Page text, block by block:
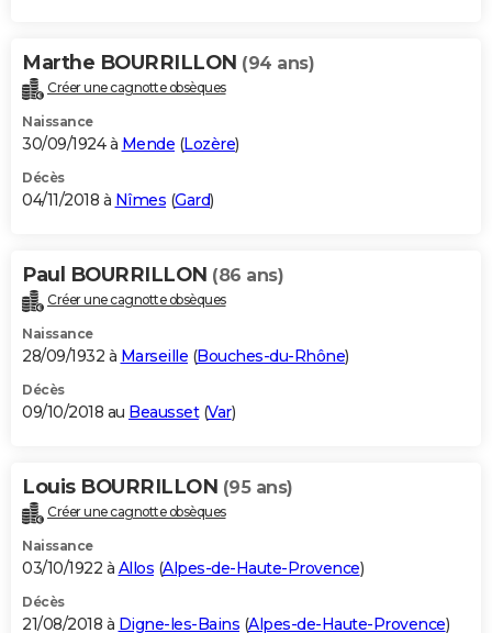
Marthe BOURRILLON (94 ans)
Créer une cagnotte obsèques
Naissance
30/09/1924 à Mende (Lozère)
Décès
04/11/2018 à Nîmes (Gard)
Paul BOURRILLON (86 ans)
Créer une cagnotte obsèques
Naissance
28/09/1932 à Marseille (Bouches-du-Rhône)
Décès
09/10/2018 au Beausset(Var)
Louis BOURRILLON (95 ans)
Créer une cagnotte obsèques
Naissance
03/10/1922 à Allos (Alpes-de-Haute-Provence)
Décès
21/08/2018 à Digne-les-Bains (Alpes-de-Haute-Provence)